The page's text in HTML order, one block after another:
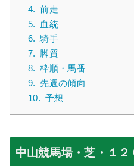
4. 前走
5.
血統
6. 騎手
7. 脚質
8. 枠順・馬番
9. 先週の傾向
10. 予想
中山競馬場・芝・１２